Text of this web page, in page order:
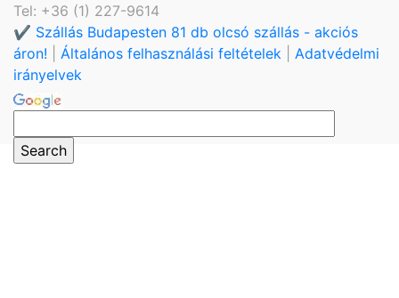
Tel: +36 (1) 227-9614
✔️ Szállás Budapesten 81 db olcsó szállás - akciós
áron!
Általános felhasználási feltételek
Adatvédelmi
irányelvek